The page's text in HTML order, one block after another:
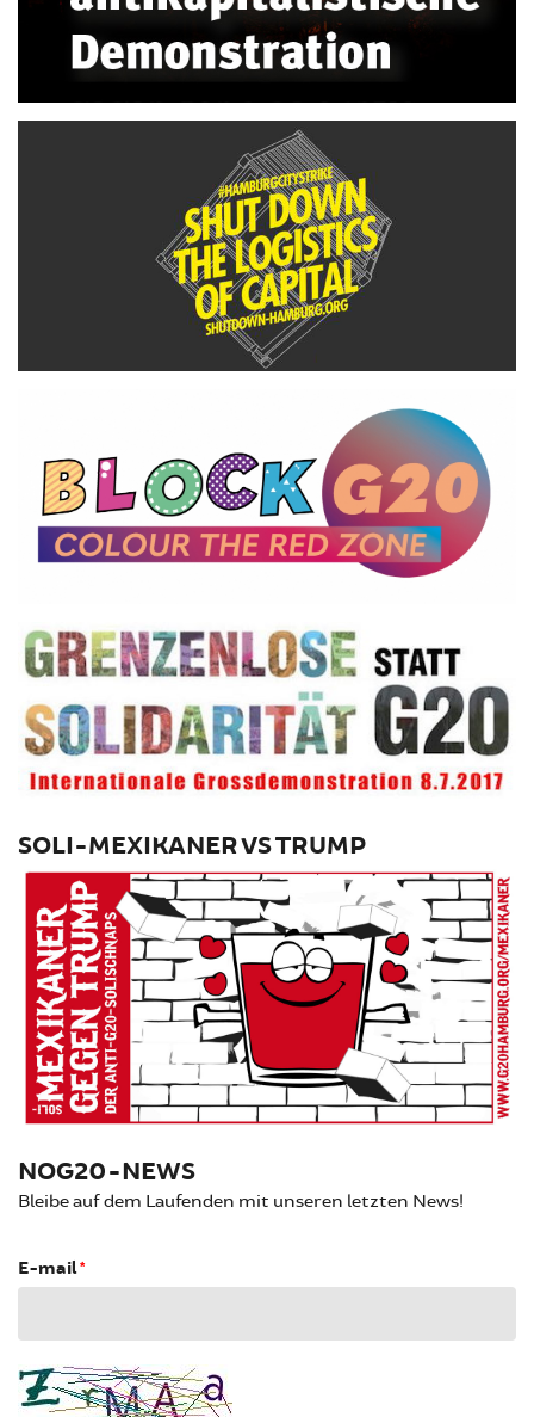
SOLI-MEXIKANER VS TRUMP
NOG20-NEWS
Bleibe auf dem Laufenden mit unseren letzten News!
E-mail*